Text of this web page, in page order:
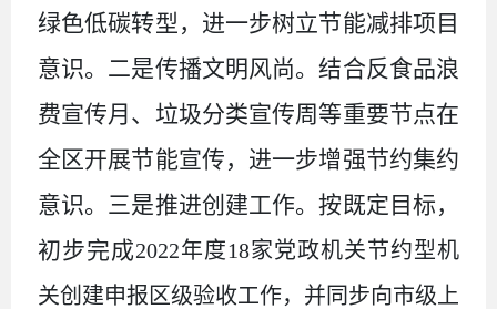
绿色低碳转型，进一步树立节能减排项目
意识。二是传播文明风尚。结合反食品浪
费宣传月、垃圾分类宣传周等重要节点在
全区开展节能宣传，进一步增强节约集约
意识。三是推进创建工作。按既定目标，
初步完成2022年度18家党政机关节约型机
关创建申报区级验收工作，并同步向市级上